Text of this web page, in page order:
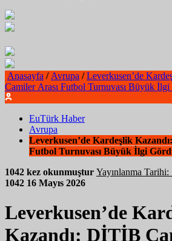
Anasayfa / Avrupa / Leverkusen’de
Camiler Arası Futbol Turnuvası Büyük İlgi
EuTürk Haber
Avrupa
Leverkusen’de Kardeşlik
Futbol Turnuvası Büyük İlgi
1042 kez okunmuştur
1042 16 Mayıs 2026
Leverkusen’de
Kazandı: DİTİB